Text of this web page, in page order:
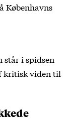
Københavns
står i spidsen
kritisk viden til